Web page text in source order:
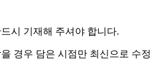
시 기재해 주셔야 합니다.
경우 담은 시점만 최신으로 수정